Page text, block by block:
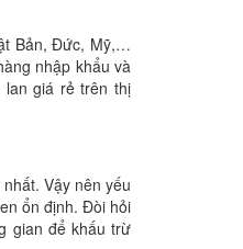
Bản, Đức, Mỹ,…
nhập khẩu và
lan giá rẻ trên thị
Vậy nên yếu
ổn định. Đòi hỏi
gian để khấu trừ